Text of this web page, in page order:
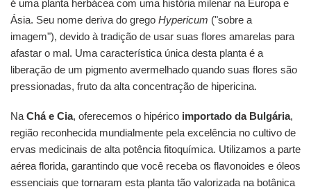
é uma planta herbácea com uma história milenar na Europa e
Ásia. Seu nome deriva do grego Hypericum ("sobre a
imagem"), devido à tradição de usar suas flores amarelas para
afastar o mal. Uma característica única desta planta é a
liberação de um pigmento avermelhado quando suas flores são
pressionadas, fruto da alta concentração de hipericina.
Na Chá e Cia, oferecemos o hipérico importado da Bulgária,
região reconhecida mundialmente pela excelência no cultivo de
ervas medicinais de alta potência fitoquímica. Utilizamos a parte
aérea florida, garantindo que você receba os flavonoides e óleos
essenciais que tornaram esta planta tão valorizada na botânica